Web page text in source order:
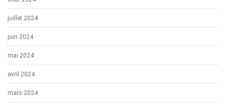
juillet 2024
juin 2024
mai 2024
avril 2024
mars 2024